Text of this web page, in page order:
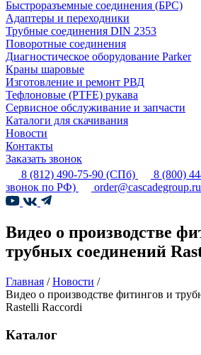
Быстроразъемные соединения (БРС)
Адаптеры и переходники
Трубные соединения DIN 2353
Поворотные соединения
Диагностическое оборудование Parker
Краны шаровые
Изготовление и ремонт РВД
Тефлоновые (PTFE) рукава
Сервисное обслуживание и запчасти
Каталоги для скачивания
Новости
Контакты
Заказать звонок
8 (812) 490-75-90 (СПб) 8 (800)
звонок по РФ)
order@cascadegroup.ru
Видео о производстве
трубных соединений
Главная /Новости /
Видео о производстве фитингов и
Rastelli Raccordi
Каталог